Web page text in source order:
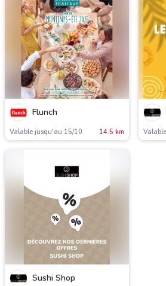
Flunch
Valable jusqu'au 15/10 14.5 km
Sushi Shop